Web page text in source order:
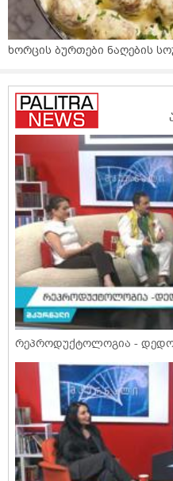
ხორცის ბურთები ნაღების
რეპროდუქტოლოგია -